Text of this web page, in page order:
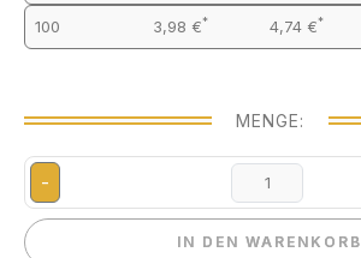
100 3,98 €* 4,74 €*
MENGE:
-
IN DEN WARENKORB
IN DEN WARENKORB